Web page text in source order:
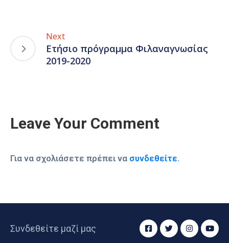
Next
Ετήσιο πρόγραμμα Φιλαναγνωσίας
2019-2020
Leave Your Comment
Για να σχολιάσετε πρέπει να συνδεθείτε.
Συνδεθείτε μαζί μας